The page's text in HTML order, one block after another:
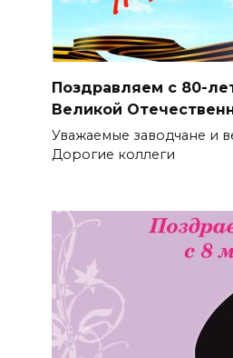
Поздравляем с 80-
Великой
Уважаемые заводчане и
Дорогие коллеги